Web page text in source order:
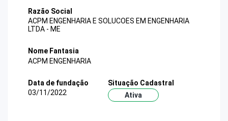
Razão Social
ACPM ENGENHARIA E SOLUCOES EM ENGENHARIA
LTDA - ME
Nome Fantasia
ACPM ENGENHARIA
Data de fundação
03/11/2022
Situação Cadastral
Ativa